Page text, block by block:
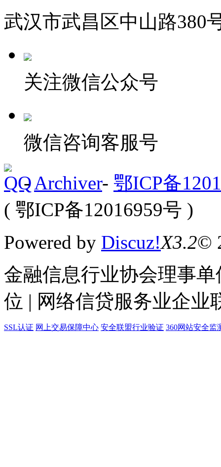
武汉市武昌区中山路380
关注微信公众号
微信咨询客服号
- Archiver- 鄂ICP备
( 鄂ICP备12016959号 )
Powered by Discuz!X3.2©
金融信息行业协会理事
位 | 网络信贷服务业企业
SSL认证 网上交易保障中心 安全联盟行业验证 360网站安全监